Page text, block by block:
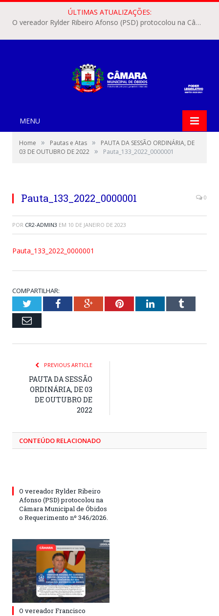
ÚLTIMAS ATUALIZAÇÕES:
O vereador Rylder Ribeiro Afonso (PSD) protocolou na Câmara Municipal de Óbidos o Requerimento nº 346/2026.
MENU
Home » Pautas e Atas »
PAUTA DA SESSÃO ORDINÁRIA, DE
03 DE OUTUBRO DE 2022 » Pauta_133_2022_0000001
Pauta_133_2022_0000001 0
POR CR2-ADMIN3 EM 10 DE JANEIRO DE 2023
Pauta_133_2022_0000001
COMPARTILHAR:
TwitterFacebookGoogle+PinterestLinkedInTumblr
Email
PREVIOUS ARTICLE
PAUTA DA SESSÃO
ORDINÁRIA, DE 03
DE OUTUBRO DE
2022
CONTEÚDO RELACIONADO
O vereador Rylder Ribeiro
Afonso (PSD) protocolou na
Câmara Municipal de Óbidos
o Requerimento nº 346/2026.
O vereador Francisco